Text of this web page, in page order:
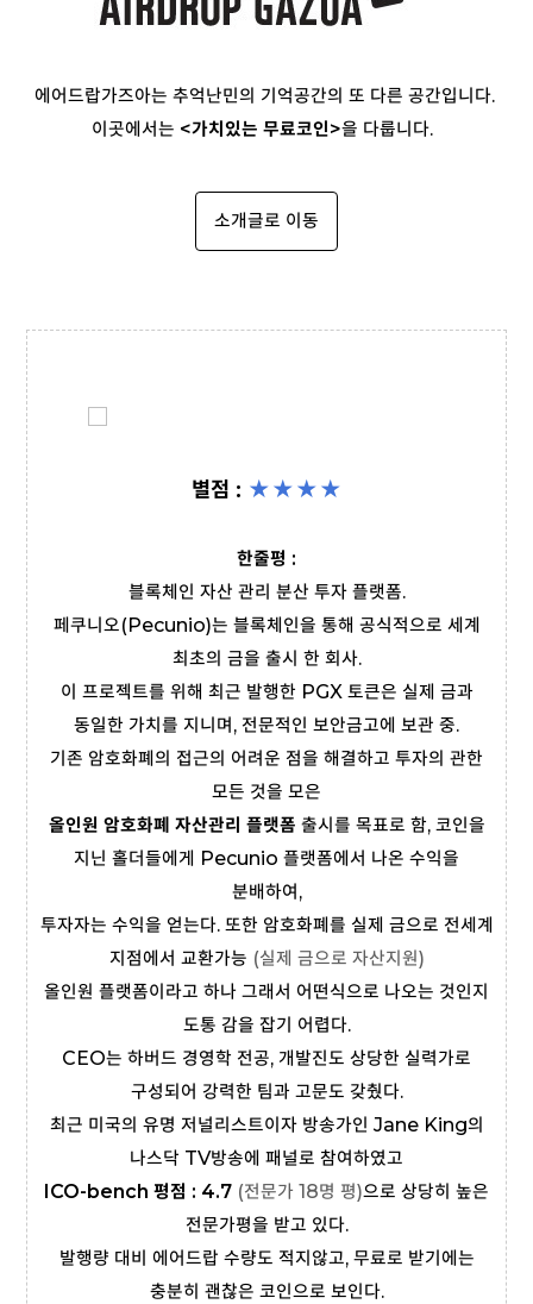
에어드랍가즈아는 추억난민의 기억공간의 또 다른 공간입니다.
이곳에서는 <가치있는 무료코인>을 다룹니다.
소개글로 이동
별점 : ★★★★
한줄평 :
블록체인 자산 관리 분산 투자 플랫폼.
페쿠니오(Pecunio)는 블록체인을 통해 공식적으로 세계
최초의 금을 출시 한 회사.
이 프로젝트를 위해 최근 발행한 PGX 토큰은 실제 금과
동일한 가치를 지니며, 전문적인 보안금고에 보관 중.
기존 암호화폐의 접근의 어려운 점을 해결하고 투자의 관한
모든 것을 모은
올인원 암호화폐 자산관리 플랫폼 출시를 목표로 함, 코인을
지닌 홀더들에게 Pecunio 플랫폼에서 나온 수익을
분배하여,
투자자는 수익을 얻는다. 또한 암호화폐를 실제 금으로 전세계
지점에서 교환가능 (실제 금으로 자산지원)
올인원 플랫폼이라고 하나 그래서 어떤식으로 나오는 것인지
도통 감을 잡기 어렵다.
CEO는 하버드 경영학 전공, 개발진도 상당한 실력가로
구성되어 강력한 팀과 고문도 갖췄다.
최근 미국의 유명 저널리스트이자 방송가인 Jane King의
나스닥 TV방송에 패널로 참여하였고
ICO-bench 평점 : 4.7 (전문가 18명 평)으로 상당히 높은
전문가평을 받고 있다.
발행량 대비 에어드랍 수량도 적지않고, 무료로 받기에는
충분히 괜찮은 코인으로 보인다.